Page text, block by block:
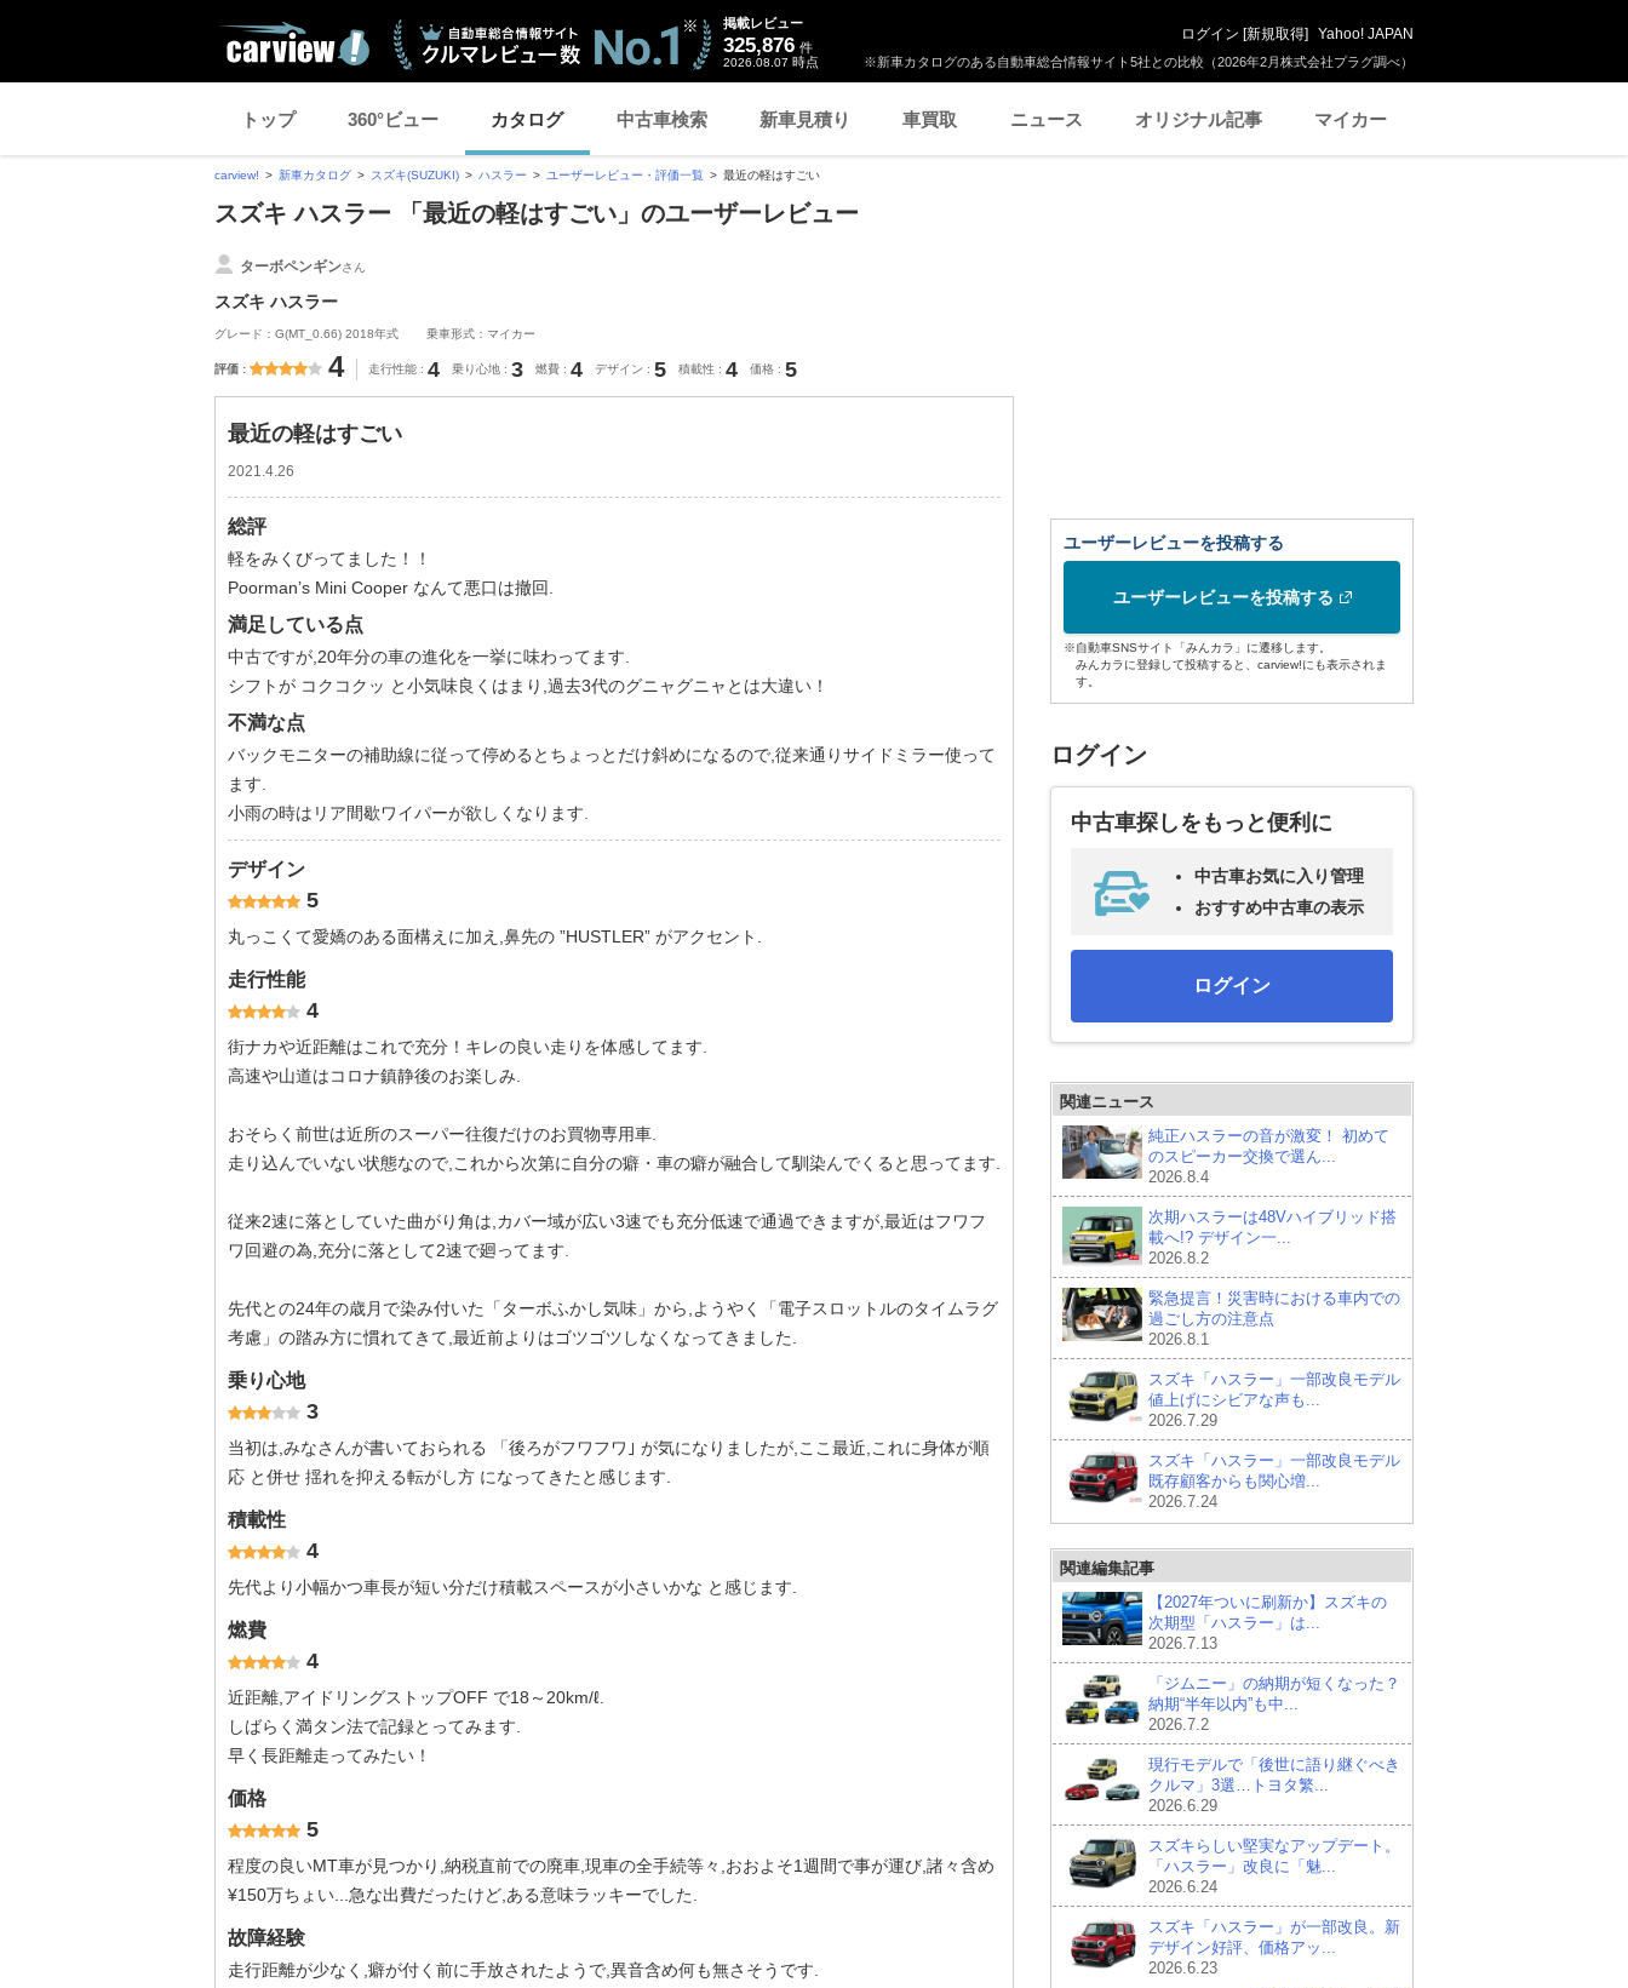
※新車カタログのある自動車総合情報サイト5社との比較（2026年2月株式会社プラグ調べ）
掲載レビュー
325,876 件
2026.08.07 時点
ログイン [新規取得] Yahoo! JAPAN
トップ 360°ビュー カタログ 中古車検索 新車見積り 車買取 ニュース オリジナル記事 マイカー
carview! 新車カタログ スズキ(SUZUKI) ハスラー ユーザーレビュー・評価一覧 最近の軽はすごい
スズキ ハスラー 「最近の軽はすごい」のユーザーレビュー
ターボペンギンさん
スズキ ハスラー
グレード：G(MT_0.66) 2018年式 乗車形式：マイカー
評価 4 走行性能 4 乗り心地 3 燃費 4 デザイン 5 積載性 4 価格 5
最近の軽はすごい
2021.4.26
総評
軽をみくびってました！！
Poorman’s Mini Cooper なんて悪口は撤回.
満足している点
中古ですが,20年分の車の進化を一挙に味わってます.
シフトが コクコクッ と小気味良くはまり,過去3代のグニャグニャとは大違い！
不満な点
バックモニターの補助線に従って停めるとちょっとだけ斜めになるので,従来通りサイドミラー使って
ます.
小雨の時はリア間歇ワイパーが欲しくなります.
デザイン
5
丸っこくて愛嬌のある面構えに加え,鼻先の ”HUSTLER” がアクセント.
走行性能
4
街ナカや近距離はこれで充分！キレの良い走りを体感してます.
高速や山道はコロナ鎮静後のお楽しみ.
おそらく前世は近所のスーパー往復だけのお買物専用車.
走り込んでいない状態なので,これから次第に自分の癖・車の癖が融合して馴染んでくると思ってます.
従来2速に落としていた曲がり角は,カバー域が広い3速でも充分低速で通過できますが,最近はフワフ
ワ回避の為,充分に落として2速で廻ってます.
先代との24年の歳月で染み付いた「ターボふかし気味」から,ようやく「電子スロットルのタイムラグ
考慮」の踏み方に慣れてきて,最近前よりはゴツゴツしなくなってきました.
乗り心地
3
当初は,みなさんが書いておられる 「後ろがフワフワ｣ が気になりましたが,ここ最近,これに身体が順
応 と併せ 揺れを抑える転がし方 になってきたと感じます.
積載性
4
先代より小幅かつ車長が短い分だけ積載スペースが小さいかな と感じます.
燃費
4
近距離,アイドリングストップOFF で18～20km/ℓ.
しばらく満タン法で記録とってみます.
早く長距離走ってみたい！
価格
5
程度の良いMT車が見つかり,納税直前での廃車,現車の全手続等々,おおよそ1週間で事が運び,諸々含め
¥150万ちょい...急な出費だったけど,ある意味ラッキーでした.
故障経験
走行距離が少なく,癖が付く前に手放されたようで,異音含め何も無さそうです.
ユーザーレビューを投稿する
ユーザーレビューを投稿する
※自動車SNSサイト「みんカラ」に遷移します。
みんカラに登録して投稿すると、carview!にも表示されま
す。
ログイン
中古車探しをもっと便利に
中古車お気に入り管理
おすすめ中古車の表示
ログイン
関連ニュース
純正ハスラーの音が激変！ 初めて
のスピーカー交換で選ん...
2026.8.4
次期ハスラーは48Vハイブリッド搭
載へ!? デザイン一...
2026.8.2
緊急提言！災害時における車内での
過ごし方の注意点
2026.8.1
スズキ「ハスラー」一部改良モデル
値上げにシビアな声も...
2026.7.29
スズキ「ハスラー」一部改良モデル
既存顧客からも関心増...
2026.7.24
関連編集記事
【2027年ついに刷新か】スズキの
次期型「ハスラー」は...
2026.7.13
「ジムニー」の納期が短くなった？
納期“半年以内”も中...
2026.7.2
現行モデルで「後世に語り継ぐべき
クルマ」3選…トヨタ繁...
2026.6.29
スズキらしい堅実なアップデート。
「ハスラー」改良に「魅...
2026.6.24
スズキ「ハスラー」が一部改良。新
デザイン好評、価格アッ...
2026.6.23